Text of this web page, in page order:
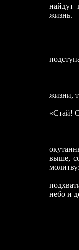
найдут
жизнь.
Меж
жизни,
Но
«Стай!
А
Когда
выше,
молитву:
небо и